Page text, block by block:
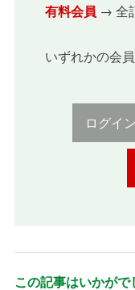
有料会員 → 全
いずれかの会
ログイン
この記事はいかがで